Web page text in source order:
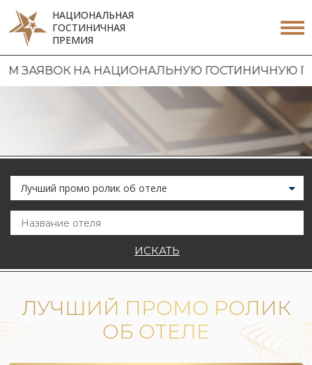
НАЦИОНАЛЬНАЯ
ГОСТИНИЧНАЯ
ПРЕМИЯ
НА НАЦИОНАЛЬНУЮ ГОСТИНИЧНУЮ
Лучший промо ролик об отеле
ИСКАТЬ
ЛУЧШИЙ ПРОМО РОЛИК
ОБ ОТЕЛЕ